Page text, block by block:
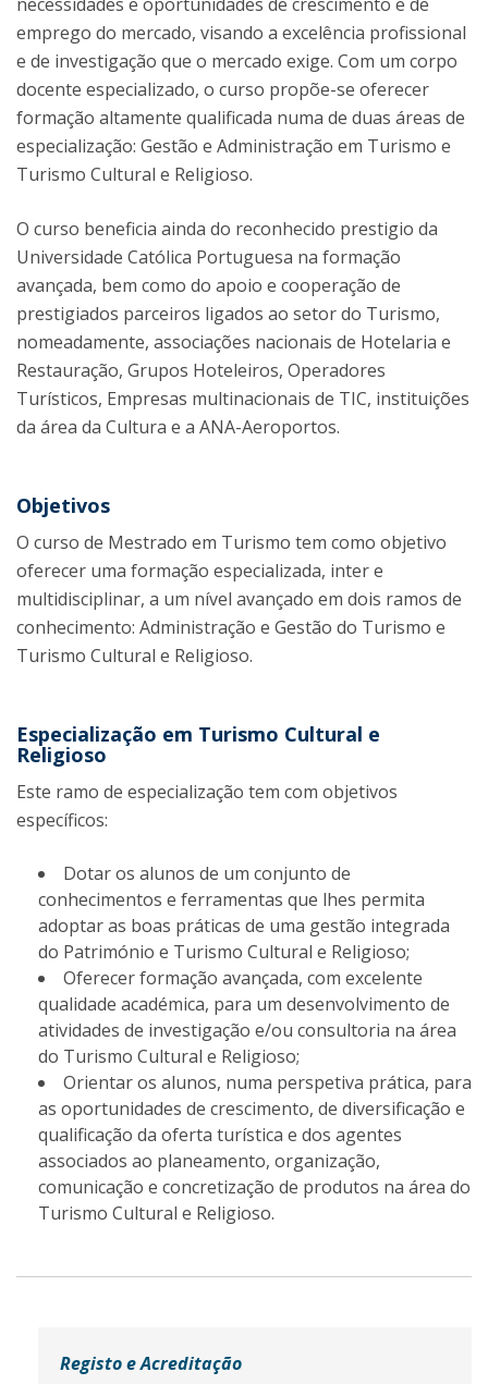
emprego do mercado, visando a excelência profissional
e de investigação que o mercado exige. Com um corpo
docente especializado, o curso propõe-se oferecer
formação altamente qualificada numa de duas áreas de
especialização: Gestão e Administração em Turismo e
Turismo Cultural e Religioso.
O curso beneficia ainda do reconhecido prestigio da
Universidade Católica Portuguesa na formação
avançada, bem como do apoio e cooperação de
prestigiados parceiros ligados ao setor do Turismo,
nomeadamente, associações nacionais de Hotelaria e
Restauração, Grupos Hoteleiros, Operadores
Turísticos, Empresas multinacionais de TIC, instituições
da área da Cultura e a ANA-Aeroportos.
Objetivos
O curso de Mestrado em Turismo tem como objetivo
oferecer uma formação especializada, inter e
multidisciplinar, a um nível avançado em dois ramos de
conhecimento: Administração e Gestão do Turismo e
Turismo Cultural e Religioso.
Especialização em Turismo Cultural e
Religioso
Este ramo de especialização tem com objetivos
específicos:
Dotar os alunos de um conjunto de
conhecimentos e ferramentas que lhes permita
adoptar as boas práticas de uma gestão integrada
do Património e Turismo Cultural e Religioso;
Oferecer formação avançada, com excelente
qualidade académica, para um desenvolvimento de
atividades de investigação e/ou consultoria na área
do Turismo Cultural e Religioso;
Orientar os alunos, numa perspetiva prática, para
as oportunidades de crescimento, de diversificação e
qualificação da oferta turística e dos agentes
associados ao planeamento, organização,
comunicação e concretização de produtos na área do
Turismo Cultural e Religioso.
Registo e Acreditação